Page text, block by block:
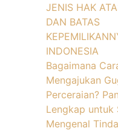
JENIS HAK
DAN BATAS
INDONESIA
Bagaimana
Mengajukan
Perceraian?
Lengkap untuk
Mengenal